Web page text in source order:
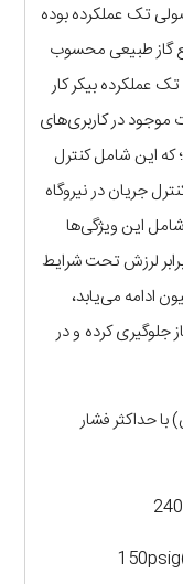
تک عملکرده بوده
گاز طبیعی محسوب
عملکرده بیکر کار
موجود در کاربری‌های
که این شامل کنترل
جریان در نیروگاه
این ویژگی‌ها
لرزش تحت شرایط
ادامه می‌یابد،
جلوگیری کرده و در
(۱۰۰ میکرون) با حداکثر فشار